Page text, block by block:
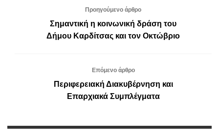
Προηγούμενο άρθρο
Σημαντική η κοινωνική δράση του
Δήμου Καρδίτσας και τον Οκτώβριο
Επόμενο άρθρο
Περιφερειακή Διακυβέρνηση και
Επαρχιακά Συμπλέγματα